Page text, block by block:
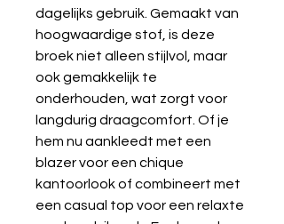
dagelijks gebruik. Gemaakt van
hoogwaardige stof, is deze
broek niet alleen stijlvol, maar
ook gemakkelijk te
onderhouden, wat zorgt voor
langdurig draagcomfort. Of je
hem nu aankleedt met een
blazer voor een chique
kantoorlook of combineert met
een casual top voor een relaxte